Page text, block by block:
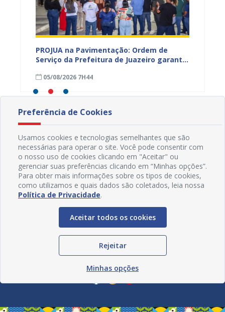
PROJUA na Pavimentação: Ordem de
Serviço da Prefeitura de Juazeiro garante
Juremal
05/08/2026 7H44
Redes Sociais
Preferência de Cookies
Usamos cookies e tecnologias semelhantes que são
necessárias para operar o site. Você pode consentir com
o nosso uso de cookies clicando em "Aceitar" ou
gerenciar suas preferências clicando em “Minhas opções”.
Para obter mais informações sobre os tipos de cookies,
como utilizamos e quais dados são coletados, leia nossa
Política de Privacidade.
Aceitar todos os cookies
Rejeitar
Minhas opções